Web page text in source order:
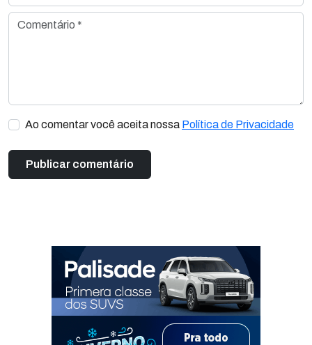
Comentário *
Ao comentar você aceita nossa Política de Privacidade